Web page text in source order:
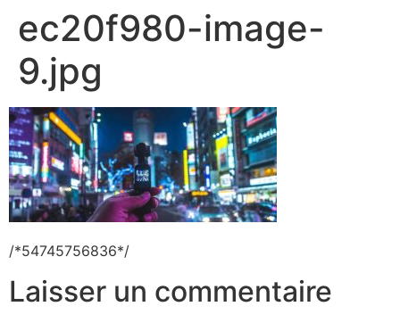
ec20f980-image-
9.jpg
/*54745756836*/
Laisser un commentaire